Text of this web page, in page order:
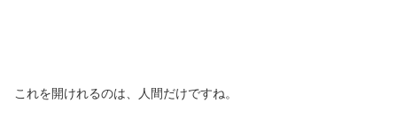
これを開けれるのは、人間だけですね。